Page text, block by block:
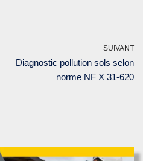
SUIVANT
Diagnostic pollution sols selon
norme NF X 31-620